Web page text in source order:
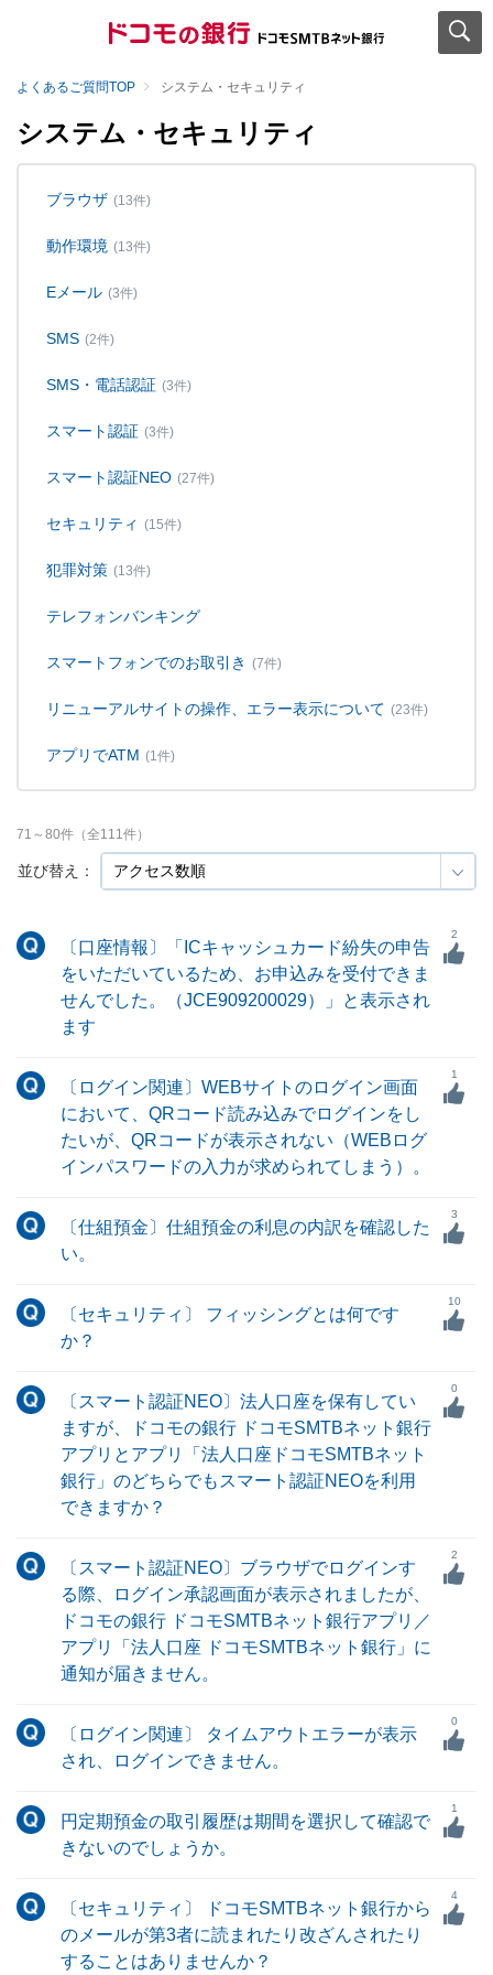
よくあるご質問TOP システム・セキュリティ
システム・セキュリティ
ブラウザ (13件)
動作環境 (13件)
Eメール (3件)
SMS (2件)
SMS・電話認証 (3件)
スマート認証 (3件)
スマート認証NEO (27件)
セキュリティ (15件)
犯罪対策 (13件)
テレフォンバンキング
スマートフォンでのお取引き (7件)
リニューアルサイトの操作、エラー表示について (23件)
アプリでATM (1件)
並び替え：
71 ～80件（全111件）
〔口座情報〕「ICキャッシュカード紛失の申告
をいただいているため、お申込みを受付できま
せんでした。（JCE909200029）」と表示され
ます
2
〔ログイン関連〕WEBサイトのログイン画面
において、QRコード読み込みでログインをし
たいが、QRコードが表示されない（WEBログ
インパスワードの入力が求められてしまう）。
1
〔仕組預金〕仕組預金の利息の内訳を確認した
い。
3
〔セキュリティ〕 フィッシングとは何です
か？
10
〔スマート認証NEO〕法人口座を保有してい
ますが、ドコモの銀行 ドコモSMTBネット銀行
アプリとアプリ「法人口座ドコモSMTBネット
銀行」のどちらでもスマート認証NEOを利用
できますか？
0
〔スマート認証NEO〕ブラウザでログインす
る際、ログイン承認画面が表示されましたが、
ドコモの銀行 ドコモSMTBネット銀行アプリ／
アプリ「法人口座 ドコモSMTBネット銀行」に
通知が届きません。
2
〔ログイン関連〕 タイムアウトエラーが表示
され、ログインできません。
0
円定期預金の取引履歴は期間を選択して確認で
きないのでしょうか。
1
〔セキュリティ〕 ドコモSMTBネット銀行から
のメールが第3者に読まれたり改ざんされたり
することはありませんか？
4